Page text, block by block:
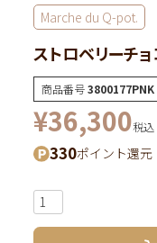
Marche du Q-pot.
ストロベリーチ
商品番号3800177PNK
¥36,300税込
330ポイント還元